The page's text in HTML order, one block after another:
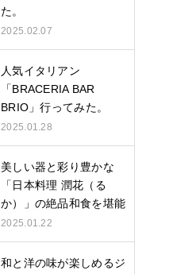
た。
2025.02.07
人気イタリアン
「BRACERIA BAR
BRIO」行ってみた。
2025.01.28
美しい器と彩り豊かな
「日本料理 潤花（る
か）」の絶品和食を堪能
し…
2025.01.22
和と洋の味が楽しめるジ